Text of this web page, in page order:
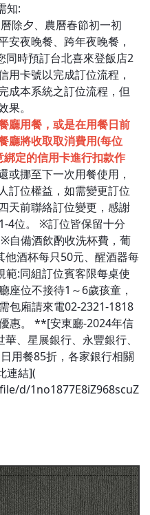
知:
除夕、農曆春節初一初
安夜晚餐、跨年夜晚餐，
同時預訂台北喜來登飯店2
用卡號以完成訂位流程，
成本系統之訂位流程，但
。
廳用餐，或是在用餐日前
廳將收取取消費用(每位
定的信用卡進行扣款作
或挪至下一次用餐使用，
訂位權益，如需變更訂位
天前聯絡訂位變更，感謝
4位。 ※訂位皆保留十分
自備酒飲酌收洗杯費，葡
酒杯每只50元、醒酒器每
:同組訂位賓客限每桌使
座位不接待1～6歲孩童，
包廂請來電02-2321-1818
惠。 **[安東廳-2024年信
、星展銀行、永豐銀行、
用餐85折，各家銀行相關
連結](
d/1no1877E8iZ968scuZ